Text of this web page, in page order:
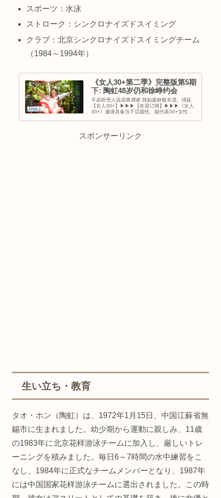
スポーツ：水泳
ストローク：シンクロナイズドスイミング
クラブ：北京シンクロナイズドスイミングチーム
（1984～1994年）
《女人30+第二季》完整版第5期
下: 陶虹48岁仍和徐峥约会
不必听旁人说花将凋谢 我如森林般丰茂、绵延
【女人30+】▶▶▶【欢迎订阅】▶▶▶《女人
30+》邀请具备当下话题性、能代表30+女性年
スポンサーリンク
生い立ち・教育
タオ・ホン（陶虹）は、1972年1月15日、中国江蘇省無
錫市に生まれました。幼少期から運動に親しみ、11歳
の1983年に北京花样游泳チームに加入し、厳しいトレ
ーニングを積みました。毎日6～7時間の水中練習をこ
なし、1984年に正式なチームメンバーとなり、1987年
には中国国家花样游泳チームに選出されました。この時